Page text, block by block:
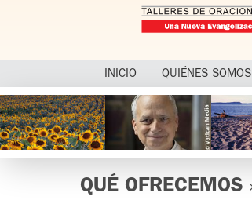
INICIO QUIÉNES SOMOS
QUÉ OFRECEMOS